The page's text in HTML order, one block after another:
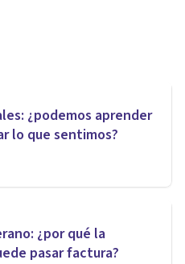
¿podemos aprender
lo que sentimos?
¿por qué la
pasar factura?